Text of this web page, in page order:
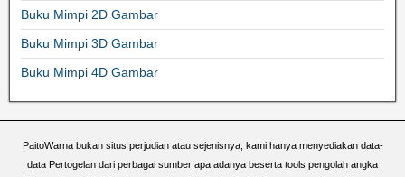
Buku Mimpi 2D Gambar
Buku Mimpi 3D Gambar
Buku Mimpi 4D Gambar
PaitoWarna bukan situs perjudian atau sejenisnya, kami hanya menyediakan data-
data Pertogelan dari perbagai sumber apa adanya beserta tools pengolah angka